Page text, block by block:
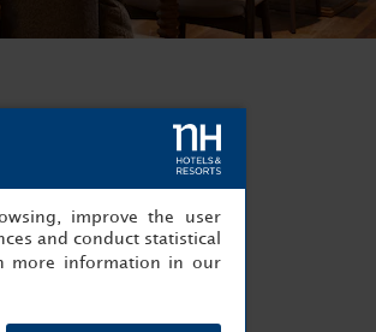
improve the user
and conduct statistical
more information in our